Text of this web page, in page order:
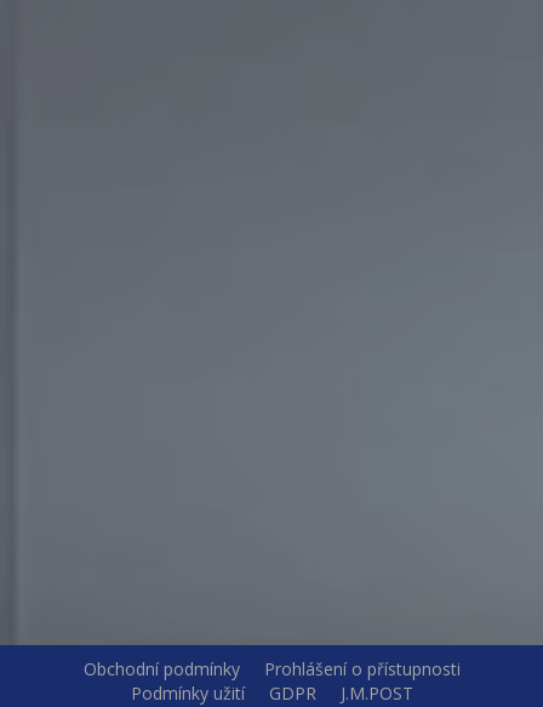
Obchodní podmínky
Prohlášení o přístupnosti
Podmínky užití
GDPR J.M.POST